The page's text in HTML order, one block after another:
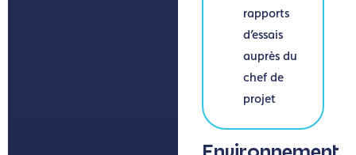
rapports
d’essais
auprès du
chef de
projet